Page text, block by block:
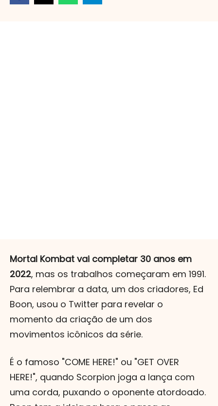
Mortal Kombat vai completar 30 anos em
2022, mas os trabalhos começaram em 1991.
Para relembrar a data, um dos criadores, Ed
Boon, usou o Twitter para revelar o
momento da criação de um dos
movimentos icônicos da série.
É o famoso "COME HERE!" ou "GET OVER
HERE!", quando Scorpion joga a lança com
uma corda, puxando o oponente atordoado.